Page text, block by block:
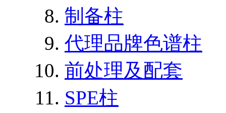
制备柱
代理品牌色谱柱
前处理及配套
SPE柱